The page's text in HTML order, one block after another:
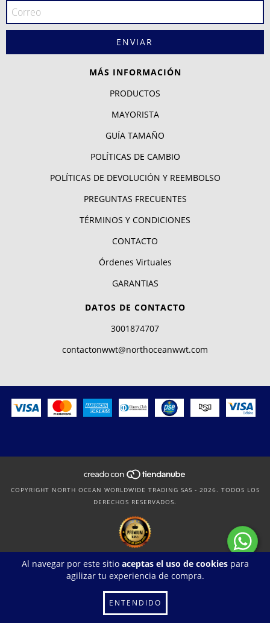
Al navegar por este sitio aceptas el uso de cookiespara
agilizar tu experiencia de compra.
ENTENDIDO
MÁS INFORMACIÓN
PRODUCTOS
MAYORISTA
GUÍA TAMAÑO
POLÍTICAS DE CAMBIO
POLÍTICAS DE DEVOLUCIÓN Y REEMBOLSO
PREGUNTAS FRECUENTES
TÉRMINOS Y CONDICIONES
CONTACTO
Órdenes Virtuales
GARANTIAS
DATOS DE CONTACTO
3001874707
contactonwwt@northoceanwwt.com
COPYRIGHT NORTH OCEAN WORLDWIDE TRADING SAS - 2026. TODOS LOS
DERECHOS RESERVADOS.